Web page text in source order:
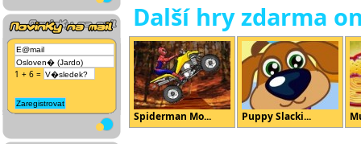
1 + 6 =
Další hry zdarma
Spiderman Mo... Puppy Slacki...